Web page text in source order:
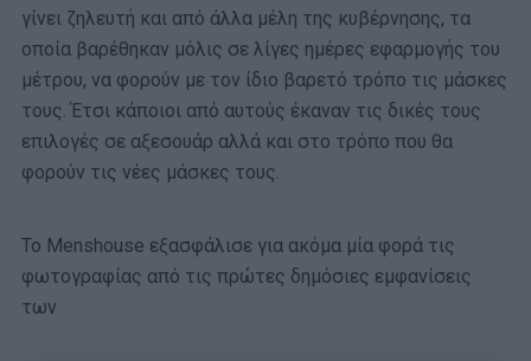
γίνει ζηλευτή και από άλλα μέλη της κυβέρνησης, τα
οποία βαρέθηκαν μόλις σε λίγες ημέρες εφαρμογής του
μέτρου, να φορούν με τον ίδιο βαρετό τρόπο τις μάσκες
τους. Έτσι κάποιοι από αυτούς έκαναν τις δικές τους
επιλογές σε αξεσουάρ αλλά και στο τρόπο που θα
φορούν τις νέες μάσκες τους.
Το Menshouse εξασφάλισε για ακόμα μία φορά τις
φωτογραφίας από τις πρώτες δημόσιες εμφανίσεις
των